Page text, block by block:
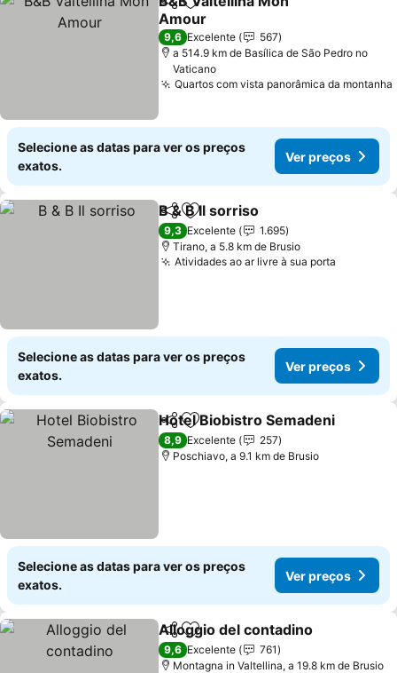
PartilharAdicionar aos favoritos
Amour
Ver preços
9,6 Excelente
567
a 514.9 km de Basílica de São Pedro no
Vaticano
Quartos com vista panorâmica da montanha
Selecione as datas para ver os preços
exatos.
Ver preços
PartilharAdicionar aos favoritos
B & B Il sorriso
9,3 Excelente
1.695
Tirano, a 5.8 km de Brusio
Atividades ao ar livre à sua porta
Selecione as datas para ver os preços
exatos.
Ver preços
PartilharAdicionar aos favoritos
Hotel Biobistro Semadeni
8,9 Excelente
257
Poschiavo, a 9.1 km de Brusio
Selecione as datas para ver os preços
exatos.
Ver preços
PartilharAdicionar aos favoritos
Alloggio del contadino
9,6 Excelente
761
Montagna in Valtellina, a 19.8 km de Brusio